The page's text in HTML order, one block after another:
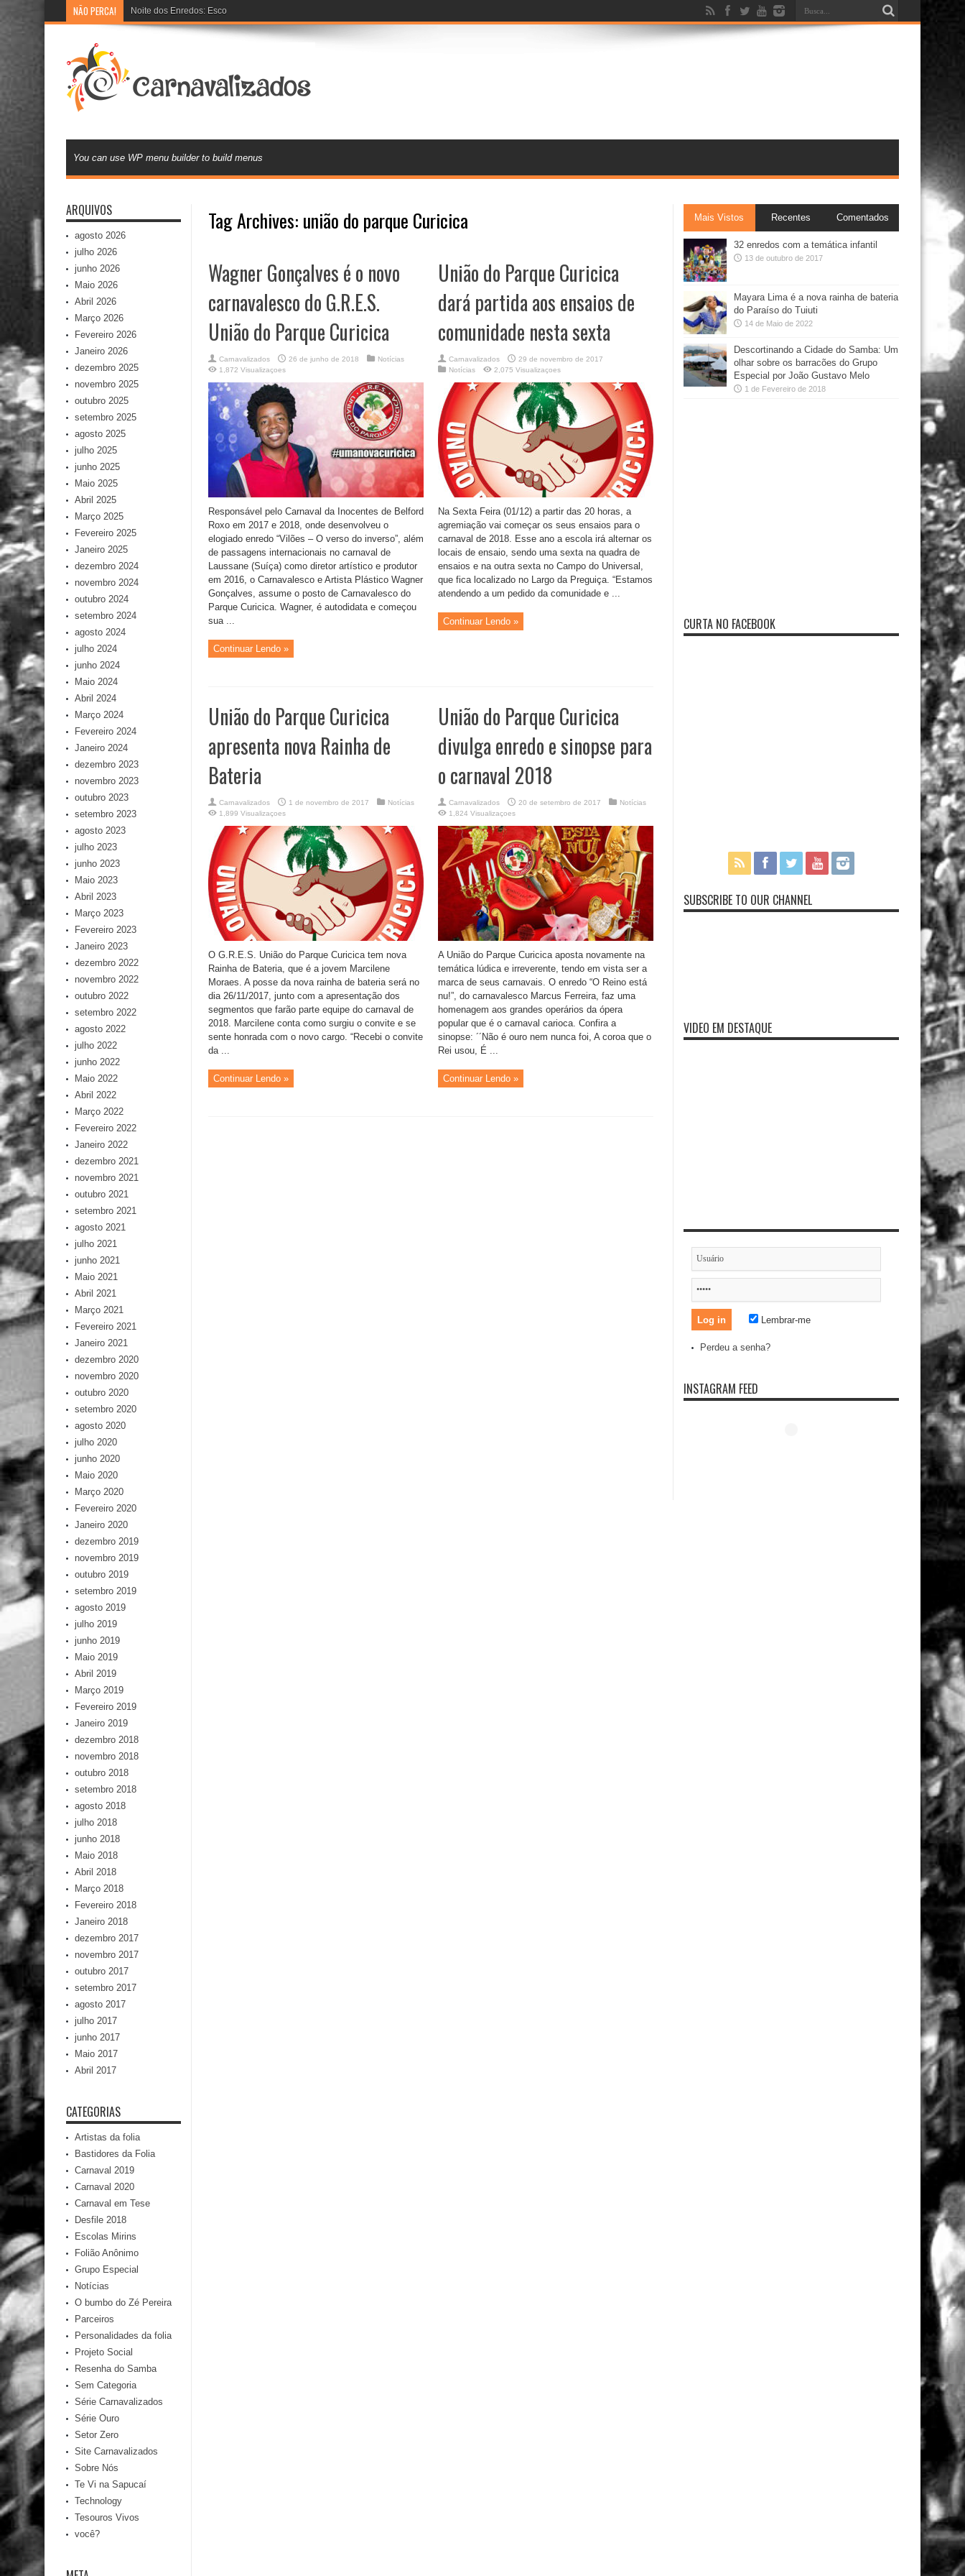
NÃO PERCA! Noite dos Enredos: Escolas de samba preparam prévia imersiva do
You can use WP menu builder to build menus
Tag Archives: união do parque Curicica
Wagner Gonçalves é o novo
carnavalesco do G.R.E.S.
União do Parque Curicica
Carnavalizados 26 de junho de 2018
Notícias
1,872 Visualizaçoes
Responsável pelo Carnaval da Inocentes de Belford
Roxo em 2017 e 2018, onde desenvolveu o
elogiado enredo “Vilões – O verso do inverso”, além
de passagens internacionais no carnaval de
Laussane (Suíça) como diretor artístico e produtor
em 2016, o Carnavalesco e Artista Plástico Wagner
Gonçalves, assume o posto de Carnavalesco do
Parque Curicica. Wagner, é autodidata e começou
sua ...
Continuar Lendo »
União do Parque Curicica
dará partida aos ensaios de
comunidade nesta sexta
Carnavalizados
29 de novembro de 2017
Notícias
2,075 Visualizaçoes
Na Sexta Feira (01/12) a partir das 20 horas, a
agremiação vai começar os seus ensaios para o
carnaval de 2018. Esse ano a escola irá alternar os
locais de ensaio, sendo uma sexta na quadra de
ensaios e na outra sexta no Campo do Universal,
que fica localizado no Largo da Preguiça. “Estamos
atendendo a um pedido da comunidade e ...
Continuar Lendo »
União do Parque Curicica
apresenta nova Rainha de
Bateria
Carnavalizados 1 de novembro de 2017
Notícias
1,899 Visualizaçoes
O G.R.E.S. União do Parque Curicica tem nova
Rainha de Bateria, que é a jovem Marcilene
Moraes. A posse da nova rainha de bateria será no
dia 26/11/2017, junto com a apresentação dos
segmentos que farão parte equipe do carnaval de
2018. Marcilene conta como surgiu o convite e se
sente honrada com o novo cargo. “Recebi o convite
da ...
Continuar Lendo »
União do Parque Curicica
divulga enredo e sinopse para
o carnaval 2018
Carnavalizados 20 de setembro de 2017
Notícias
1,824 Visualizaçoes
A União do Parque Curicica aposta novamente na
temática lúdica e irreverente, tendo em vista ser a
marca de seus carnavais. O enredo “O Reino está
nu!”, do carnavalesco Marcus Ferreira, faz uma
homenagem aos grandes operários da ópera
popular que é o carnaval carioca. Confira a
sinopse: ´´Não é ouro nem nunca foi, A coroa que o
Rei usou, É ...
Continuar Lendo »
ARQUIVOS
agosto 2026
julho 2026
junho 2026
Maio 2026
Abril 2026
Março 2026
Fevereiro 2026
Janeiro 2026
dezembro 2025
novembro 2025
outubro 2025
setembro 2025
agosto 2025
julho 2025
junho 2025
Maio 2025
Abril 2025
Março 2025
Fevereiro 2025
Janeiro 2025
dezembro 2024
novembro 2024
outubro 2024
setembro 2024
agosto 2024
julho 2024
junho 2024
Maio 2024
Abril 2024
Março 2024
Fevereiro 2024
Janeiro 2024
dezembro 2023
novembro 2023
outubro 2023
setembro 2023
agosto 2023
julho 2023
junho 2023
Maio 2023
Abril 2023
Março 2023
Fevereiro 2023
Janeiro 2023
dezembro 2022
novembro 2022
outubro 2022
setembro 2022
agosto 2022
julho 2022
junho 2022
Maio 2022
Abril 2022
Março 2022
Fevereiro 2022
Janeiro 2022
dezembro 2021
novembro 2021
outubro 2021
setembro 2021
agosto 2021
julho 2021
junho 2021
Maio 2021
Abril 2021
Março 2021
Fevereiro 2021
Janeiro 2021
dezembro 2020
novembro 2020
outubro 2020
setembro 2020
agosto 2020
julho 2020
junho 2020
Maio 2020
Março 2020
Fevereiro 2020
Janeiro 2020
dezembro 2019
novembro 2019
outubro 2019
setembro 2019
agosto 2019
julho 2019
junho 2019
Maio 2019
Abril 2019
Março 2019
Fevereiro 2019
Janeiro 2019
dezembro 2018
novembro 2018
outubro 2018
setembro 2018
agosto 2018
julho 2018
junho 2018
Maio 2018
Abril 2018
Março 2018
Fevereiro 2018
Janeiro 2018
dezembro 2017
novembro 2017
outubro 2017
setembro 2017
agosto 2017
julho 2017
junho 2017
Maio 2017
Abril 2017
CATEGORIAS
Artistas da folia
Bastidores da Folia
Carnaval 2019
Carnaval 2020
Carnaval em Tese
Desfile 2018
Escolas Mirins
Folião Anônimo
Grupo Especial
Notícias
O bumbo do Zé Pereira
Parceiros
Personalidades da folia
Projeto Social
Resenha do Samba
Sem Categoria
Série Carnavalizados
Série Ouro
Setor Zero
Site Carnavalizados
Sobre Nós
Te Vi na Sapucaí
Technology
Tesouros Vivos
você?
Mais Vistos Recentes Comentados
32 enredos com a temática infantil
13 de outubro de 2017
Mayara Lima é a nova rainha de bateria
do Paraíso do Tuiuti
14 de Maio de 2022
Descortinando a Cidade do Samba: Um
olhar sobre os barracões do Grupo
Especial por João Gustavo Melo
1 de Fevereiro de 2018
CURTA NO FACEBOOK
SUBSCRIBE TO OUR CHANNEL
VIDEO EM DESTAQUE
Lembrar-me
Perdeu a senha?
INSTAGRAM FEED